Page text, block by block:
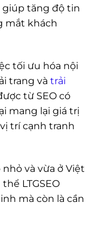
giúp tăng độ tin
mắt khách
tối ưu hóa nội
trang và trải
từ SEO có
mang lại giá trị
trí cạnh tranh
và vừa ở Việt
LTGSEO
mà còn là cần